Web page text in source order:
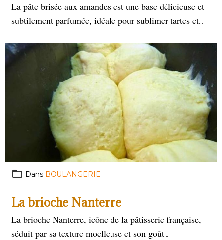
La pâte brisée aux amandes est une base délicieuse et
subtilement parfumée, idéale pour sublimer tartes et
offre une texture légèrement sablée et un goût
gourmand. Parfaite pour des desserts raffinés comme
les tartes aux fruits ou les créations pâtissières
Dans BOULANGERIE
La brioche Nanterre
La brioche Nanterre, icône de la pâtisserie française,
séduit par sa texture moelleuse et son goût